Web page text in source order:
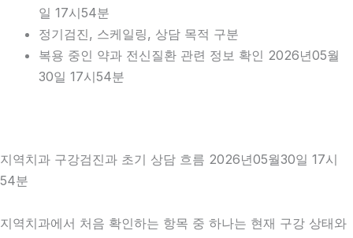
일 17시54분
정기검진, 스케일링, 상담 목적 구분
복용 중인 약과 전신질환 관련 정보 확인 2026년05월
30일 17시54분
지역치과 구강검진과 초기 상담 흐름 2026년05월30일 17시
54분
지역치과에서 처음 확인하는 항목 중 하나는 현재 구강 상태와